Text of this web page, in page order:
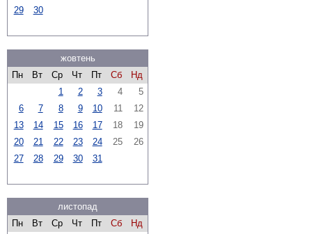
29 30
жовтень
Пн
Вт Ср Чт Пт Сб
Нд
1
2 3 4
5
6
7 8 9 10 11
12
13
14 15 16 17 18
19
20
21 22 23 24 25
26
27
28 29 30 31
листопад
Пн
Вт Ср Чт Пт Сб
Нд